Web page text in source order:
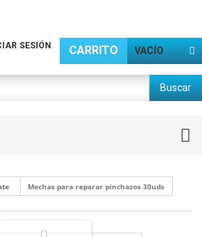
CARRITO VACÍO
SESIÓN
Buscar
Mechas para reparar pinchazos 30uds